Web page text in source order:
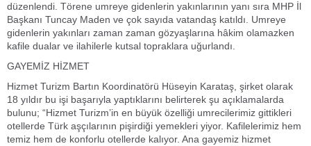
düzenlendi. Törene umreye gidenlerin yakınlarının yanı sıra MHP İl
Başkanı Tuncay Maden ve çok sayıda vatandaş katıldı. Umreye
gidenlerin yakınları zaman zaman gözyaşlarına hâkim olamazken
kafile dualar ve ilahilerle kutsal topraklara uğurlandı.
GAYEMİZ HİZMET
Hizmet Turizm Bartın Koordinatörü Hüseyin Karataş, şirket olarak
18 yıldır bu işi başarıyla yaptıklarını belirterek şu açıklamalarda
bulunu; “Hizmet Turizm’in en büyük özelliği umrecilerimiz gittikleri
otellerde Türk aşçılarının pişirdiği yemekleri yiyor. Kafilelerimiz hem
temiz hem de konforlu otellerde kalıyor. Ana gayemiz hizmet